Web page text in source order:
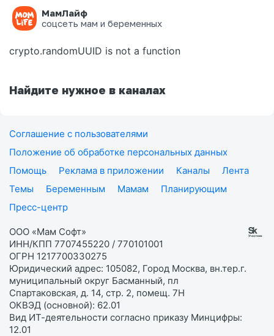
МамЛайф
соцсеть мам и беременных
Ошибка на странице
crypto.randomUUID is not a function
Найдите нужное в каналах
Соглашение с пользователями
Положение об обработке персональных данных
Помощь
Реклама в приложении Каналы
Лента
Темы
Беременным Мамам
Планирующим
Пресс-центр
ООО «Мам Софт»
ИНН/КПП 7707455220 / 770101001
ОГРН 1217700330275
Юридический адрес: 105082, Город Москва, вн.тер.г.
муниципальный округ Басманный, пл
Спартаковская, д. 14, стр. 2, помещ. 7Н
ОКВЭД (основной): 62.01
Вид ИТ-деятельности согласно приказу Минцифры:
12.01